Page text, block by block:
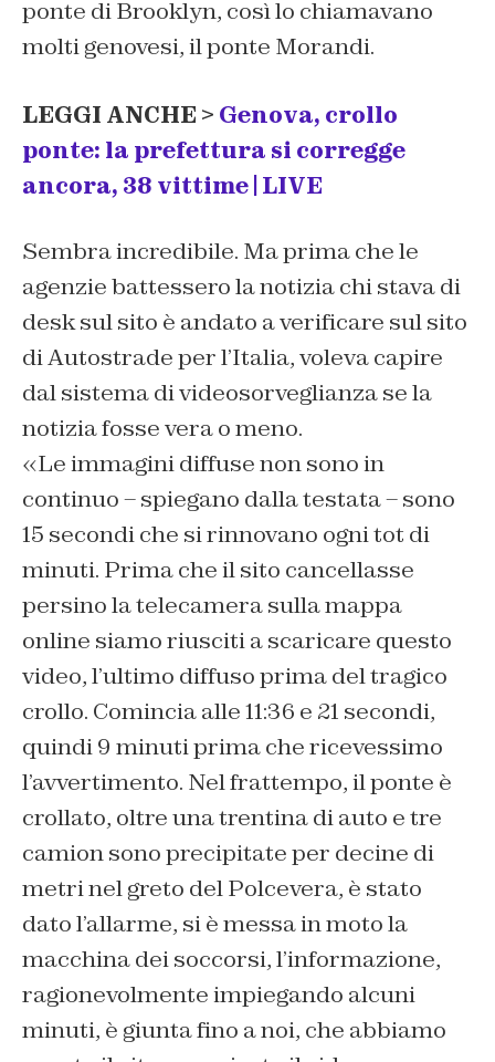
ponte di Brooklyn, così lo chiamavano
molti genovesi, il ponte Morandi.
LEGGI ANCHE > Genova, crollo
ponte: la prefettura si corregge
ancora, 38 vittime | LIVE
Sembra incredibile. Ma prima che le
agenzie battessero la notizia chi stava di
desk sul sito è andato a verificare sul sito
di Autostrade per l’Italia, voleva capire
dal sistema di videosorveglianza se la
notizia fosse vera o meno.
«Le immagini diffuse non sono in
continuo – spiegano dalla testata – sono
15 secondi che si rinnovano ogni tot di
minuti. Prima che il sito cancellasse
persino la telecamera sulla mappa
online siamo riusciti a scaricare questo
video, l’ultimo diffuso prima del tragico
crollo. Comincia alle 11:36 e 21 secondi,
quindi 9 minuti prima che ricevessimo
l’avvertimento. Nel frattempo, il ponte è
crollato, oltre una trentina di auto e tre
camion sono precipitate per decine di
metri nel greto del Polcevera, è stato
dato l’allarme, si è messa in moto la
macchina dei soccorsi, l’informazione,
ragionevolmente impiegando alcuni
minuti, è giunta fino a noi, che abbiamo